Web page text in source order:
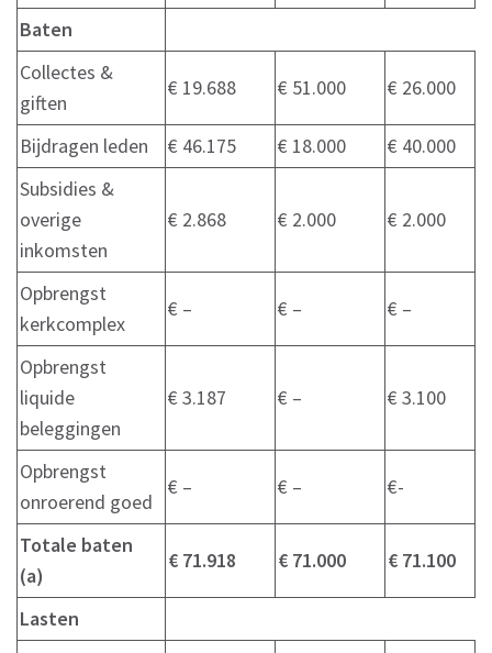
Baten
Collectes &
giften
€ 19.688 € 51.000 € 26.000
Bijdragen leden € 46.175 € 18.000
€ 40.000
Subsidies &
overige
inkomsten
€ 2.868 € 2.000 € 2.000
Opbrengst
kerkcomplex
€ – € – € –
Opbrengst
liquide
beleggingen
€ 3.187 € – € 3.100
Opbrengst
onroerend goed
€ – € – €-
Totale baten
(a)
€ 71.918 € 71.000 € 71.100
Lasten